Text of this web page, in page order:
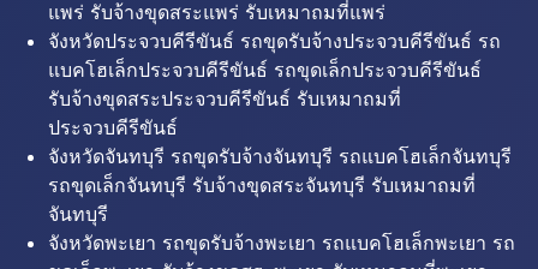
แพร่ รับจ้างขุดสระแพร่ รับเหมาถมที่แพร่
จังหวัดประจวบคีรีขันธ์ รถขุดรับจ้างประจวบคีรีขันธ์ รถ
แบคโฮเล็กประจวบคีรีขันธ์ รถขุดเล็กประจวบคีรีขันธ์
รับจ้างขุดสระประจวบคีรีขันธ์ รับเหมาถมที่
ประจวบคีรีขันธ์
จังหวัดจันทบุรี รถขุดรับจ้างจันทบุรี รถแบคโฮเล็กจันทบุรี
รถขุดเล็กจันทบุรี รับจ้างขุดสระจันทบุรี รับเหมาถมที่
จันทบุรี
จังหวัดพะเยา รถขุดรับจ้างพะเยา รถแบคโฮเล็กพะเยา รถ